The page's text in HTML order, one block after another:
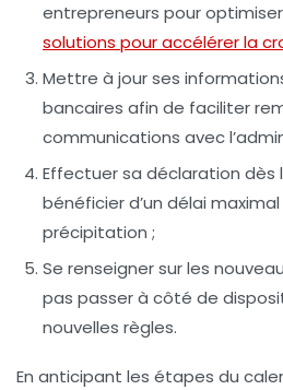
entrepreneurs pour
solutions pour accélérer la
Mettre à jour ses
bancaires afin de faciliter
communications avec
Effectuer sa déclaration dès
bénéficier d’un délai
précipitation ;
Se renseigner sur les
pas passer à côté de
nouvelles règles.
En anticipant les étapes du